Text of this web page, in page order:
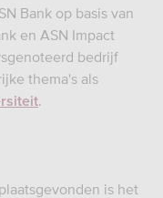
Bank op basis van
en ASN Impact
bedrijf
thema's als
.
is het